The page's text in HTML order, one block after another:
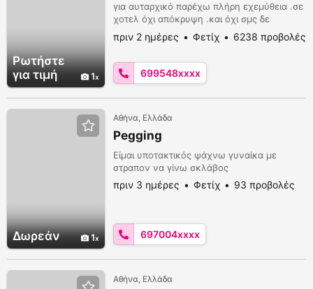
Ρωτήστε
για τιμή
1
για αυταρχικό παρέχω πλήρη εχεμύθεια .σε
χοτελ όχι απόκρυψη .και όχι σμς δε
διαθέτω βαιμπερ μόνο κλήσεις έντεκα με
10.30 βράδυ ευχαριστώ
πριν 2 ημέρες Φετίχ 6238 προβολές
699548xxxx
Δωρεάν 1
Αθήνα, Ελλάδα
Pegging
Είμαι υποτακτικός ψάχνω γυναίκα με
στραπον να γίνω σκλάβος
πριν 3 ημέρες Φετίχ 93 προβολές
697004xxxx
Αθήνα, Ελλάδα